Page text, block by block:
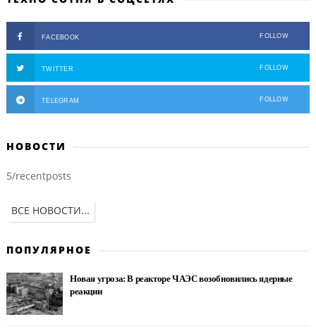
FACEBOOK FOLLOW
TWITTER FOLLOW
TELEGRAM FOLLOW
НОВОСТИ
5/recentposts
ВСЕ НОВОСТИ...
ПОПУЛЯРНОЕ
Новая угроза: В реакторе ЧАЭС возобновились ядерные
реакции